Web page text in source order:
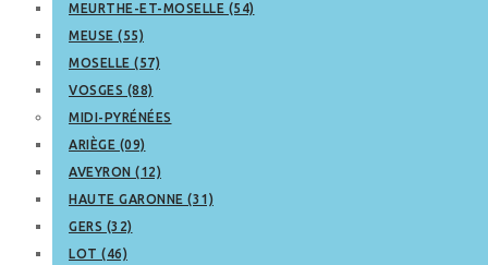
MEURTHE-ET-MOSELLE (54)
MEUSE (55)
MOSELLE (57)
VOSGES (88)
MIDI-PYRÉNÉES
ARIÈGE (09)
AVEYRON (12)
HAUTE GARONNE (31)
GERS (32)
LOT (46)